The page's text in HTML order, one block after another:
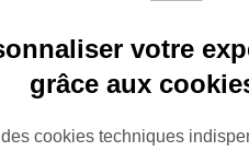
à votre
projet
votre
grâce aux
cookies techniques